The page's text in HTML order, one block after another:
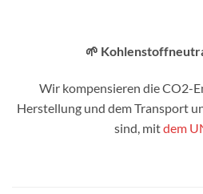
🌱
Wir kompensieren die CO2-
Herstellung und dem Transport
sind, mitdem